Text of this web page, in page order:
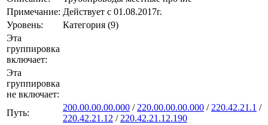
Примечание: Действует с 01.08.2017г.
Уровень:
Категория (9)
Эта
группировка
включает:
Эта
группировка
не включает:
Путь:
200.00.00.00.000 / 220.00.00.00.000 / 220.42.21.1 /
220.42.21.12 / 220.42.21.12.190